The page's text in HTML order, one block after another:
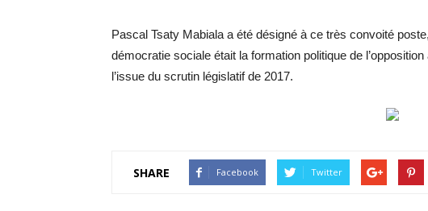
Pascal Tsaty Mabiala a été désigné à ce très convoité
démocratie sociale était la formation politique de
l’issue du scrutin législatif de 2017.
SHARE Facebook Twitter